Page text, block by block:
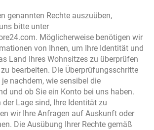
genannten Rechte auszuüben,
bitte unter
Möglicherweise benötigen wir
von Ihnen, um Ihre Identität und
Land Ihres Wohnsitzes zu überprüfen
bearbeiten. Die Überprüfungsschritte
nachdem, wie sensibel die
und ob Sie ein Konto bei uns haben.
Lage sind, Ihre Identität zu
wir Ihre Anfragen auf Auskunft oder
Die Ausübung Ihrer Rechte gemäß